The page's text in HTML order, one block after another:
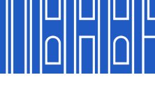
Mostrar/Ocultar
Mostrar/Ocultar
Mostrar/Ocultar